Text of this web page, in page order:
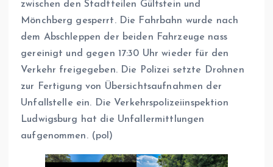
zwischen den Stadtteilen Gültstein und
Mönchberg gesperrt. Die Fahrbahn wurde nach
dem Abschleppen der beiden Fahrzeuge nass
gereinigt und gegen 17:30 Uhr wieder für den
Verkehr freigegeben. Die Polizei setzte Drohnen
zur Fertigung von Übersichtsaufnahmen der
Unfallstelle ein. Die Verkehrspolizeiinspektion
Ludwigsburg hat die Unfallermittlungen
aufgenommen. (pol)